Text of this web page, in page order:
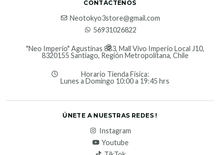
CONTÁCTENOS
Neotokyo3store@gmail.com
56931026822
"Neo Imperio" Agustinas 883, Mall Vivo Imperio Local J10,
8320155 Santiago, Región Metropolitana, Chile
Horario Tienda Física:
Lunes a Domingo 10:00 a 19:45 hrs
ÚNETE A NUESTRAS REDES !
Instagram
Youtube